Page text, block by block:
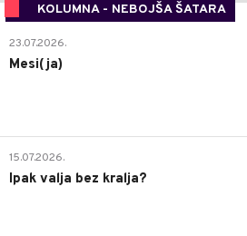
KOLUMNA - NEBOJŠA ŠATARA
23.07.2026.
Mesi(ja)
15.07.2026.
Ipak valja bez kralja?